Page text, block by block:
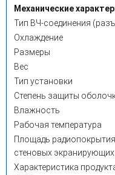
Механические
Тип ВЧ-соединения
Охлаждение
Размеры
Вес
Тип установки
Степень защиты
Влажность
Рабочая температура
Площадь
стеновых
Характеристика